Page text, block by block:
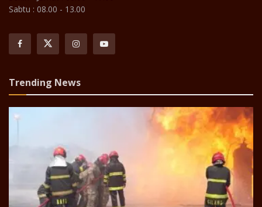
Sabtu : 08.00 - 13.00
Trending News